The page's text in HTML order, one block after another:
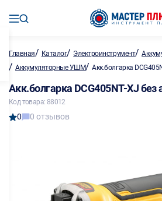
Главная/ Каталог/ Электроинструмент/
/ Аккумуляторные УШМ/Акк.болгарка
Акк.болгарка DCG405NT-XJ без
Код товара: 88012
0 0 отзывов